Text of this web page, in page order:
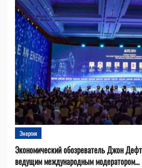
Энергия
Экономический обозреватель Джон
ведущим международным модератором...